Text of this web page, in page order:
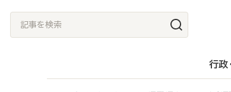
記
事
行政